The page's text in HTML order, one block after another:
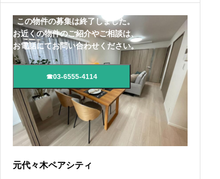
この物件の募集は終了しました。
お近くの物件のご紹介やご相談は、
お電話にてお問い合わせください。
☎03-6555-4114
元代々木ペアシティ